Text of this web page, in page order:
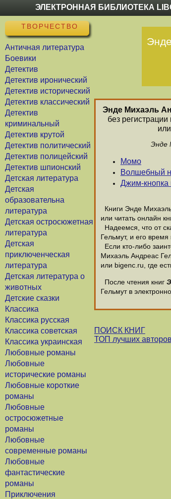
ЭЛЕКТРОННАЯ БИБЛИОТЕКА
ТВОРЧЕСТВО
Античная литература
Боевики
Детектив
Детектив иронический
Детектив исторический
Детектив классический
Детектив
криминальный
Детектив крутой
Детектив политический
Детектив полицейский
Детектив шпионский
Детская литература
Детская
образовательна
литература
Детская остросюжетная
литература
Детская
приключенческая
литература
Детская литература о
животных
Детские сказки
Классика
Классика русская
Классика советская
Классика украинская
Любовные романы
Любовные
исторические романы
Любовные короткие
романы
Любовные
остросюжетные
романы
Любовные
современные романы
Любовные
фантастические
романы
Приключения
Энде Михаэль
без
Энде
Момо
Волшебный
Джим-
Книги Энде
или читать онлайн
Надеемся, что от
Гельмут, и его
Если кто-либо
Михаэль Андреас
или bigenc.ru, где
После чтения книг
Гельмут в
ПОИСК КНИГ
ТОП лучших